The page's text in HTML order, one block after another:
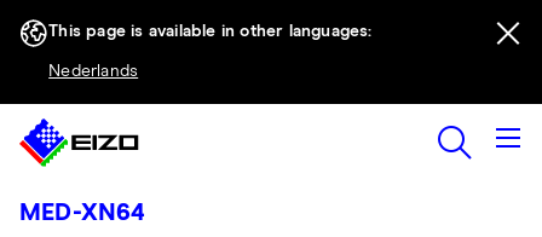
This page is available in other languages:
Nederlands
MED-XN64